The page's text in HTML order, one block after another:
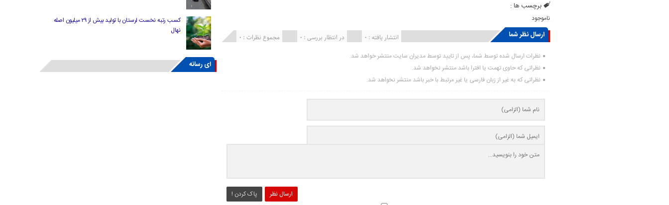
برچسب ها :
ناموجود
ارسال نظر شما مجموع نظرات : 0 در انتظار بررسی : 0 انتشار یافته : ۰
نظرات ارسال شده توسط شما، پس از تایید توسط مدیران سایت منتشر خواهد شد.
نظراتی که حاوی تهمت یا افترا باشد منتشر نخواهد شد.
نظراتی که به غیر از زبان فارسی یا غیر مرتبط با خبر باشد منتشر نخواهد شد.
ارسال نظر پاک کردن !
کسب رتبه نخست لرستان با تولید بیش از ۲۹ میلیون اصله
نهال
ای رسانه